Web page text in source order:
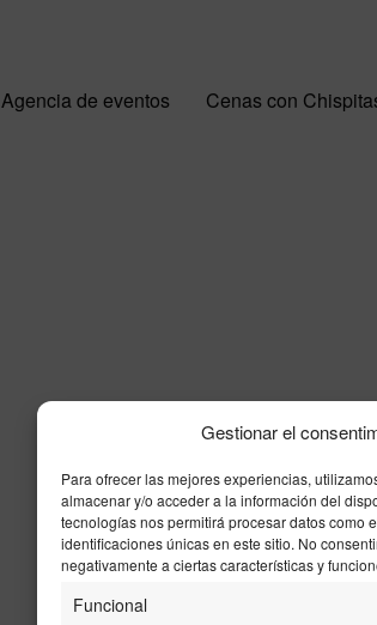
Gestionar el
Para ofrecer las mejores experiencias,
almacenar y/o acceder a la información del
tecnologías nos permitirá procesar datos como
identificaciones únicas en este sitio. No
negativamente a ciertas características y
Funcional
Agencia de eventos Cenas con